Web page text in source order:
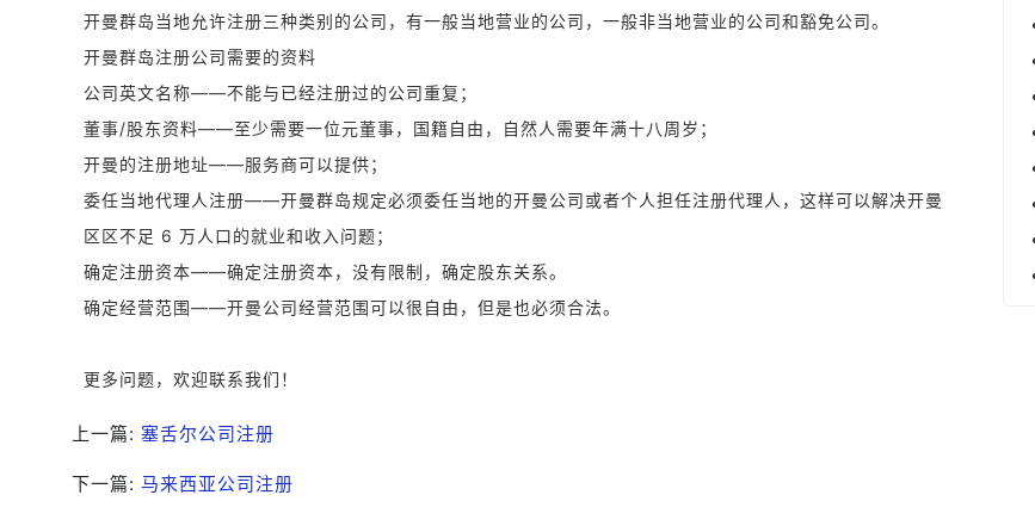
开曼群岛当地允许注册三种类别的公司，有一般当地营业的公司，一般非当地营业的公司和豁免公司。
开曼群岛注册公司需要的资料
公司英文名称——不能与已经注册过的公司重复；
董事/股东资料——至少需要一位元董事，国籍自由，自然人需要年满十八周岁；
开曼的注册地址——服务商可以提供；
委任当地代理人注册——开曼群岛规定必须委任当地的开曼公司或者个人担任注册代理人，这样可以解决开曼
区区不足 6 万人口的就业和收入问题；
确定注册资本——确定注册资本，没有限制，确定股东关系。
确定经营范围——开曼公司经营范围可以很自由，但是也必须合法。
更多问题，欢迎联系我们！
上一篇: 塞舌尔公司注册
下一篇: 马来西亚公司注册